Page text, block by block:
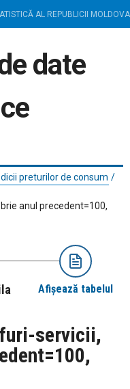
AL REPUBLICII MOLDOVA
date
preturilor de consum /
anul precedent=100,
Afișează tabelul
servicii,